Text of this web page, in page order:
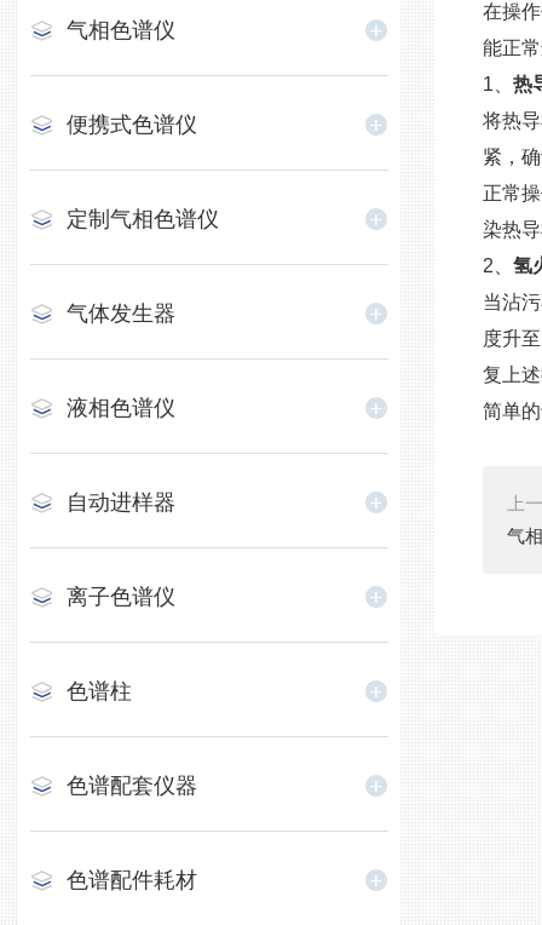
气相色谱仪
便携式色谱仪
定制气相色谱仪
气体发生器
液相色谱仪
自动进样器
离子色谱仪
色谱柱
色谱配套仪器
色谱配件耗材
在操
能正
1、热
将热
紧，
正常
染热
2、氢
当沾
度升
复上
简单的
上
气